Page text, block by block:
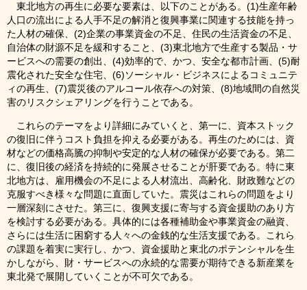
東北地方の再生に必要な要素は、以下のことがある。(1)生産年齢
人口の流出による人手不足の解消と復興事業に関連する技能を持っ
た人材の確保、(2)企業の事業資金の不足、住民の生活資金の不足、
自治体の財源不足を緩和すること、(3)東北地方で生産する製品・サ
ービスへの需要の創出、(4)効率的で、かつ、安全な都市計画、(5)耐
震化された安全な住宅、(6)ソーシャル・ビジネスによるコミュニテ
ィの再生、(7)震災後のアルコール依存への対策、(8)地域間の自然災
害のリスクシェアリングを行うことである。
これらのテーマをより詳細にみていくと、第一に、資本ストック
の復旧に伴うコスト負担を抑える必要がある。再生のためには、資
材などの価格高騰の抑制や安定的な人材の確保が必要である。第二
に、復旧後の経済を持続的に発展させることが肝要である。特に東
北地方は、雇用機会の不足による人材流出、高齢化、財政難などの
克服すべき様々な問題に直面していた。震災はこれらの問題をより
一層深刻にさせた。第三に、復興支援に寄与する資金援助のあり方
を検討する必要がある。具体的には各種補助金や事業資金の融資、
さらには生活に困窮する人々への金銭的な生活支援である。これら
の課題を着実に実行し、かつ、資金援助と東北のポテンシャルを生
かしながら、財・サービスへの永続的な需要が期待できる新産業を
東北発で展開していくことが不可欠である。